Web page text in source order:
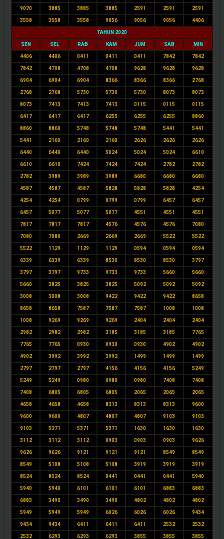
9070 3885 3885 3885 2591 2591 2591
3558 3558 3558 9056 9056 9056 4406
TAHUN 2020
SEN SEL RAB KAM JUM SAB MIN
4406 4406 0411 0411 0411 7842 7842
7842 4708 4708 4708 9628 9628 9628
6904 6904 6904 8366 8366 8366 2768
2768 2768 5730 5730 5730 8073 8073
8073 7413 7413 7413 0115 0115 0115
6417 6417 6417 6255 6255 6255 8860
8860 8860 5748 5748 5748 5441 5441
5441 2160 2160 2160 2626 2626 2626
6440 6440 6440 5024 5024 5024 6610
6610 6610 7424 7424 7424 2782 2782
2782 3989 3989 3989 6680 6680 6680
4587 4587 4587 5828 5828 5828 4254
4254 4254 0799 0799 0799 6457 6457
6457 5077 5077 5077 4551 4551 4551
7817 7817 7817 4576 4576 4576 7080
7080 7080 2669 2669 2669 5522 5522
5522 1129 1129 1129 0594 0594 0594
6339 6339 6339 8530 8530 8530 3797
3797 3797 9733 9733 9733 5660 5660
5660 3825 3825 3825 5092 5092 5092
3008 3008 3008 9422 9422 9422 8658
8658 8658 7587 7587 7587 1008 1008
1008 9269 9269 9269 2404 2404 2404
2982 2982 2982 3185 3185 3185 7765
7765 7765 0930 0930 0930 4902 4902
4902 3992 3992 3992 1499 1499 1499
2797 2797 2797 4156 4156 4156 5249
5249 5249 0980 0980 0980 7408 7408
7408 6805 6805 6805 2065 2065 2065
4658 4658 4658 8313 8313 8313 9600
9600 9600 4807 4807 4807 9103 9103
9103 5371 5371 5371 1630 1630 1630
3112 3112 3112 0903 0903 0903 9626
9626 9626 9121 9121 9121 8549 8549
8549 5108 5108 5108 3919 3919 3919
8524 8524 8524 0441 0441 0441 5940
5940 5940 6101 6101 6101 6883 6883
6883 3490 3490 3490 4802 4802 4802
5949 5949 5949 6026 6026 6026 9434
9434 9434 6411 6411 6411 2532 2532
2532 6293 6293 6293 3855 3855 3855